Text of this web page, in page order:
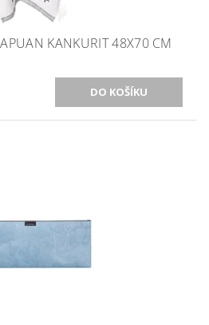
KANKURIT 48X70 CM